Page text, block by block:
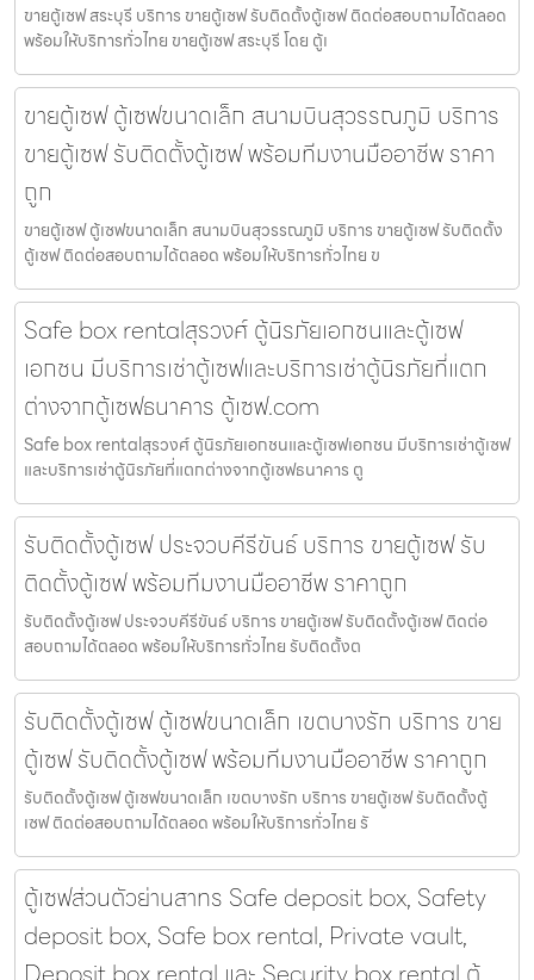
ขายตู้เซฟ สระบุรี บริการ ขายตู้เซฟ รับติดตั้งตู้เซฟ ติดต่อสอบถามได้ตลอด
พร้อมให้บริการทั่วไทย ขายตู้เซฟ สระบุรี โดย ตู้เ
ขายตู้เซฟ ตู้เซฟขนาดเล็ก สนามบินสุวรรณภูมิ บริการ
ขายตู้เซฟ รับติดตั้งตู้เซฟ พร้อมทีมงานมืออาชีพ ราคา
ถูก
ขายตู้เซฟ ตู้เซฟขนาดเล็ก สนามบินสุวรรณภูมิ บริการ ขายตู้เซฟ รับติดตั้ง
ตู้เซฟ ติดต่อสอบถามได้ตลอด พร้อมให้บริการทั่วไทย ข
Safe box rentalสุรวงศ์ ตู้นิรภัยเอกชนและตู้เซฟ
เอกชน มีบริการเช่าตู้เซฟและบริการเช่าตู้นิรภัยที่แตก
ต่างจากตู้เซฟธนาคาร ตู้เซฟ.com
Safe box rentalสุรวงศ์ ตู้นิรภัยเอกชนและตู้เซฟเอกชน มีบริการเช่าตู้เซฟ
และบริการเช่าตู้นิรภัยที่แตกต่างจากตู้เซฟธนาคาร ตู
รับติดตั้งตู้เซฟ ประจวบคีรีขันธ์ บริการ ขายตู้เซฟ รับ
ติดตั้งตู้เซฟ พร้อมทีมงานมืออาชีพ ราคาถูก
รับติดตั้งตู้เซฟ ประจวบคีรีขันธ์ บริการ ขายตู้เซฟ รับติดตั้งตู้เซฟ ติดต่อ
สอบถามได้ตลอด พร้อมให้บริการทั่วไทย รับติดตั้งต
รับติดตั้งตู้เซฟ ตู้เซฟขนาดเล็ก เขตบางรัก บริการ ขาย
ตู้เซฟ รับติดตั้งตู้เซฟ พร้อมทีมงานมืออาชีพ ราคาถูก
รับติดตั้งตู้เซฟ ตู้เซฟขนาดเล็ก เขตบางรัก บริการ ขายตู้เซฟ รับติดตั้งตู้
เซฟ ติดต่อสอบถามได้ตลอด พร้อมให้บริการทั่วไทย รั
ตู้เซฟส่วนตัวย่านสาทร Safe deposit box, Safety
deposit box, Safe box rental, Private vault,